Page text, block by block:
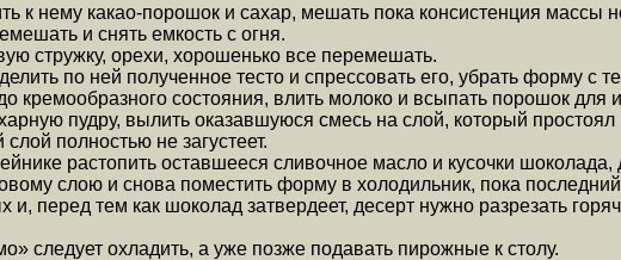
к нему какао-порошок и сахар, мешать пока консистенция массы
и снять емкость с огня.
стружку, орехи, хорошенько все перемешать.
по ней полученное тесто и спрессовать его, убрать форму с
кремообразного состояния, влить молоко и всыпать порошок для
пудру, вылить оказавшуюся смесь на слой, который
полностью не загустеет.
растопить оставшееся сливочное масло и кусочки шоколада,
слою и снова поместить форму в холодильник, пока последний
перед тем как шоколад затвердеет, десерт нужно разрезать
следует охладить, а уже позже подавать пирожные к столу.